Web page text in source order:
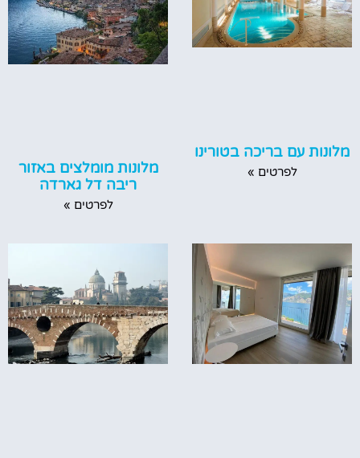
מלונות עם בריכה בטורינו
לפרטים »
מלונות מומלצים באזור
ריבה דל גארדה
לפרטים »